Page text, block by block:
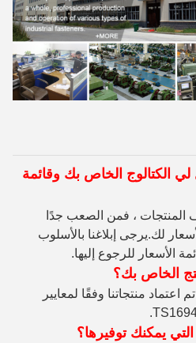
الخاص بك وقائمة
المنتجات ، فمن الصعب جدًا
لك.يرجى إبلاغنا بالأسلوب
الأسعار للرجوع إليها.
اعتماد منتجاتنا وفقًا لمعايير